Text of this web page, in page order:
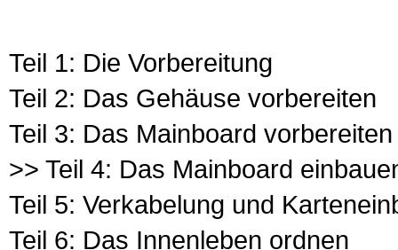
Teil 1: Die Vorbereitung
Teil 2: Das Gehäuse vorbereiten
Teil 3: Das Mainboard vorbereiten
>> Teil 4: Das Mainboard
Teil 5: Verkabelung und
Teil 6: Das Innenleben ordnen